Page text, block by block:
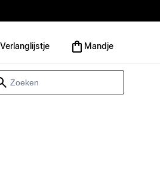
Verlanglijstje Mandje